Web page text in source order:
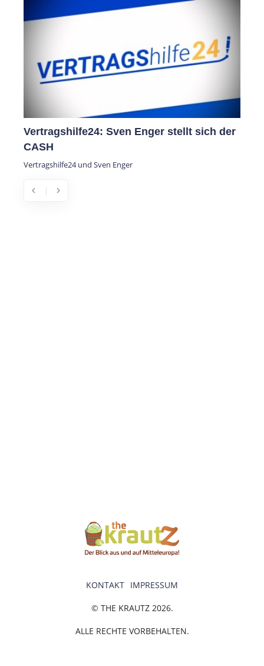
Vertragshilfe24: Sven Enger stellt sich der
CASH
Vertragshilfe24 und Sven Enger
© THE KRAUTZ 2026.
KONTAKT IMPRESSUM